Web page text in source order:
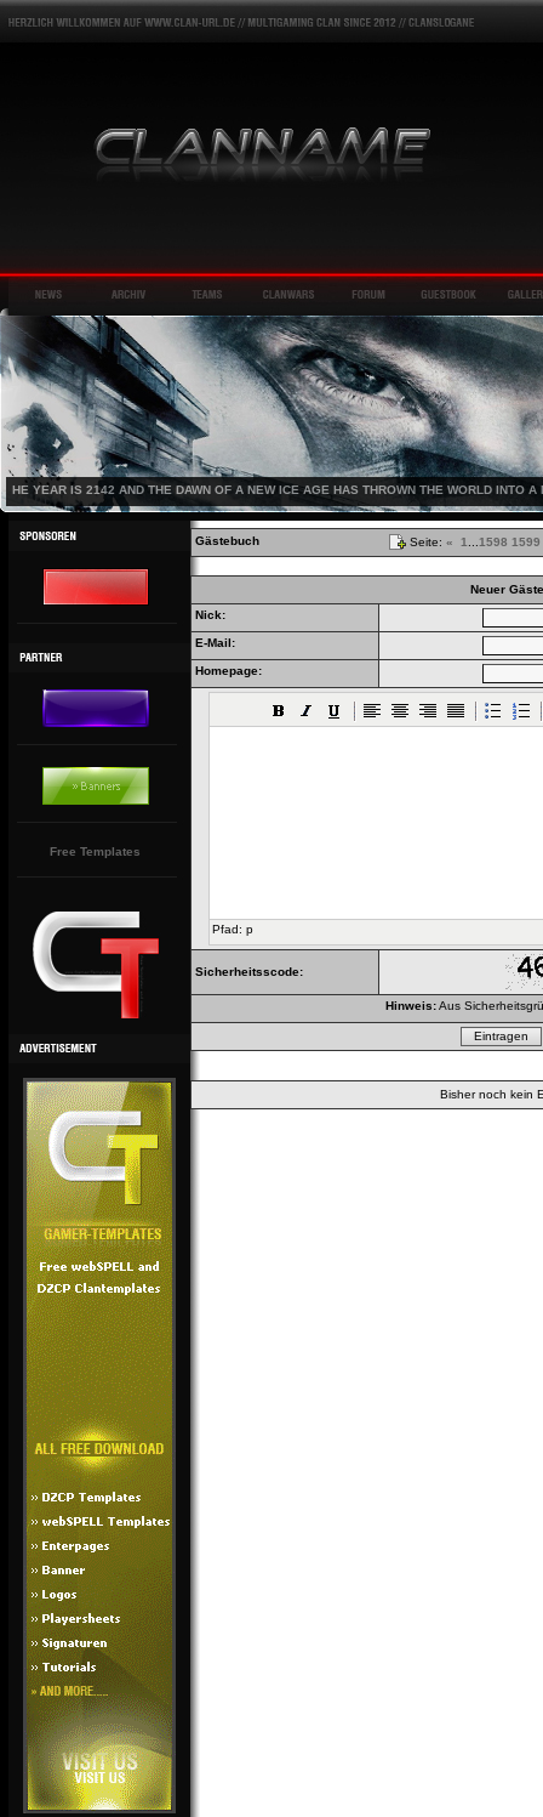
HE YEAR IS 2142 AND THE DAWN OF A NEW ICE AGE HAS THROWN THE WORLD INTO A
Free Templates
Gästebuch Seite: « 1 1598 1599
Neuer
Nick:
E-Mail:
Homepage:
Pfad: p
Sicherheitsscode:
Hinweis:Aus
Bisher noch kein